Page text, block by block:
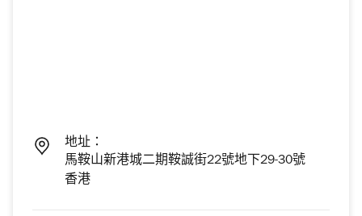
地址：
馬鞍山新港城二期鞍誠街22號地下29-30號
香港